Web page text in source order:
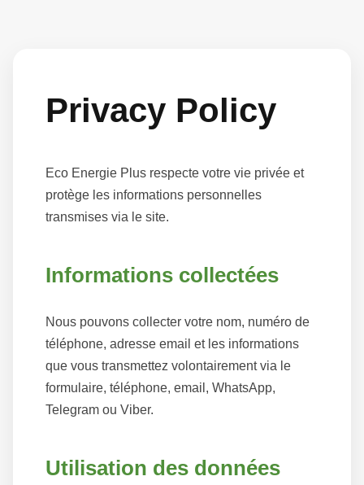
Privacy Policy
Eco Energie Plus respecte votre vie privée et
protège les informations personnelles
transmises via le site.
Informations collectées
Nous pouvons collecter votre nom, numéro de
téléphone, adresse email et les informations
que vous transmettez volontairement via le
formulaire, téléphone, email, WhatsApp,
Telegram ou Viber.
Utilisation des données